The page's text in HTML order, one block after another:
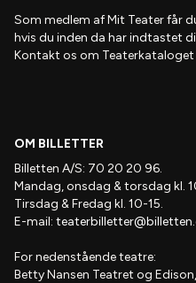
Som medlem afMit Teaterfår
hvis du inden da har indtastet
Kontakt os om Teaterkataloget
OM BILLETTER
Billetten A/S: 70 20 20 96.
Mandag, onsdag & torsdag kl.
Tirsdag & Fredag kl. 10-15.
E-mail:
For nedenstående teatre:
Betty Nansen Teatret og Edison,